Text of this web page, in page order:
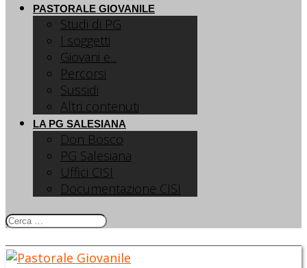
PASTORALE GIOVANILE
Studi di PG
I soggetti
Giovani e...
Percorsi
Sussidi
Altri contenuti
LA PG SALESIANA
Don Bosco
PG Salesiana
Uffici CISI
Documentazione CISI